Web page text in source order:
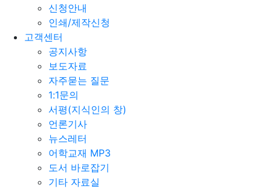
신청안내
인쇄/제작신청
고객센터
공지사항
보도자료
자주묻는 질문
1:1문의
서평(지식인의 창)
언론기사
뉴스레터
어학교재 MP3
도서 바로잡기
기타 자료실